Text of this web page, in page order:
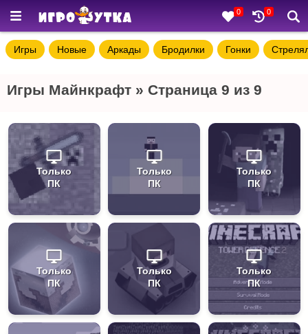
0 0
Игры Новые Аркады Бродилки Гонки
Игры Майнкрафт » Страница 9 из 9
Только
ПК
Только
ПК
Только
ПК
Только
ПК
Только
ПК
Только
ПК